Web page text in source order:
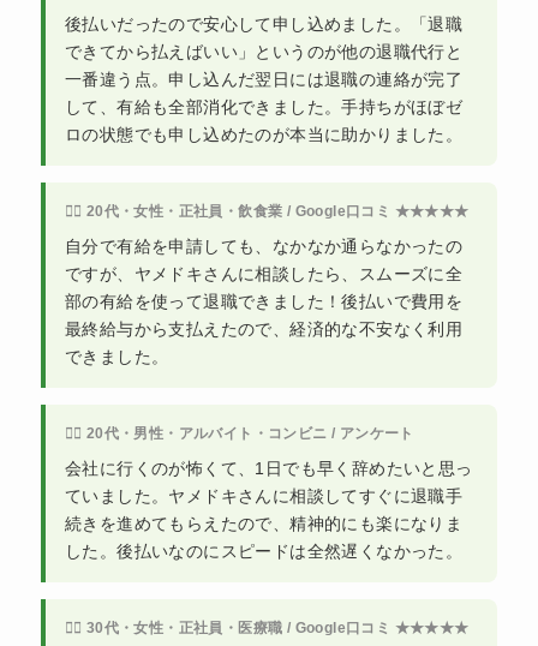
後払いだったので安心して申し込めました。「退職
できてから払えばいい」というのが他の退職代行と
一番違う点。申し込んだ翌日には退職の連絡が完了
して、有給も全部消化できました。手持ちがほぼゼ
ロの状態でも申し込めたのが本当に助かりました。
🙍‍♀️ 20代・女性・正社員・飲食業 / Google口コミ ★★★★★
自分で有給を申請しても、なかなか通らなかったの
ですが、ヤメドキさんに相談したら、スムーズに全
部の有給を使って退職できました！後払いで費用を
最終給与から支払えたので、経済的な不安なく利用
できました。
🙍‍♂️ 20代・男性・アルバイト・コンビニ / アンケート
会社に行くのが怖くて、1日でも早く辞めたいと思っ
ていました。ヤメドキさんに相談してすぐに退職手
続きを進めてもらえたので、精神的にも楽になりま
した。後払いなのにスピードは全然遅くなかった。
🙍‍♀️ 30代・女性・正社員・医療職 / Google口コミ ★★★★★